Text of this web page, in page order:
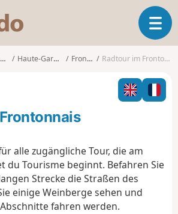
s
o
o
T
o
g
l
n
a
Haute-Garonne Fronton Radtour im Frontonnais
alle zugängliche Tour, die am
du Tourisme beginnt. Befahren Sie
Strecke die Straßen des
einige Weinberge sehen und
fahren werden.